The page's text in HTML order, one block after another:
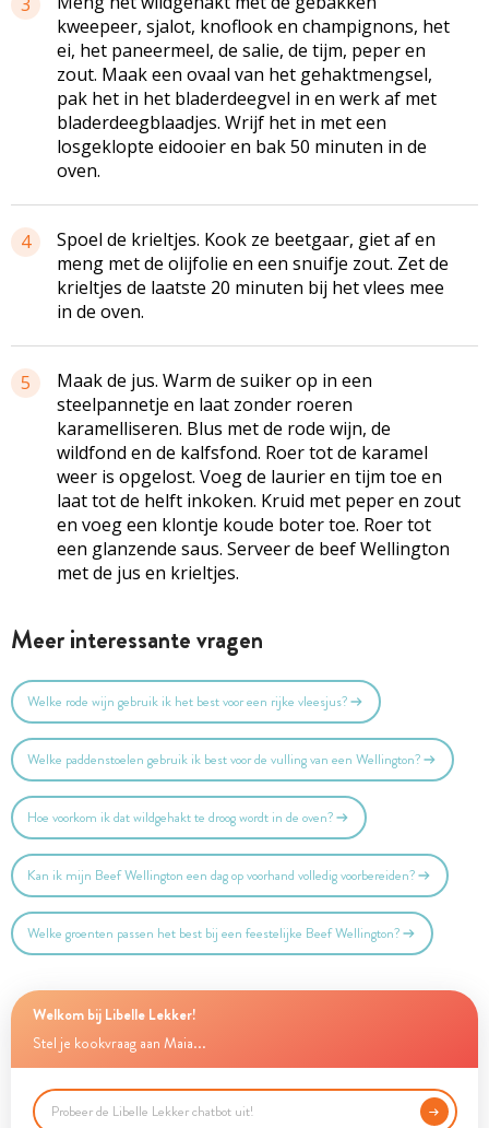
kweepeer, sjalot, knoflook en champignons, het
ei, het paneermeel, de salie, de tijm, peper en
zout. Maak een ovaal van het gehaktmengsel,
pak het in het bladerdeegvel in en werk af met
bladerdeegblaadjes. Wrijf het in met een
losgeklopte eidooier en bak 50 minuten in de
oven.
4
Spoel de krieltjes. Kook ze beetgaar, giet af en
meng met de olijfolie en een snuifje zout. Zet de
krieltjes de laatste 20 minuten bij het vlees mee
in de oven.
5
Maak de jus. Warm de suiker op in een
steelpannetje en laat zonder roeren
karamelliseren. Blus met de rode wijn, de
wildfond en de kalfsfond. Roer tot de karamel
weer is opgelost. Voeg de laurier en tijm toe en
laat tot de helft inkoken. Kruid met peper en zout
en voeg een klontje koude boter toe. Roer tot
een glanzende saus. Serveer de beef Wellington
met de jus en krieltjes.
Meer interessante vragen
Welke rode wijn gebruik ik het best voor een rijke vleesjus?
Welke paddenstoelen gebruik ik best voor de vulling van een Wellington?
Hoe voorkom ik dat wildgehakt te droog wordt in de oven?
Kan ik mijn Beef Wellington een dag op voorhand volledig voorbereiden?
Welke groenten passen het best bij een feestelijke Beef Wellington?
Welkom bij Libelle Lekker!
Stel je kookvraag aan Maia...